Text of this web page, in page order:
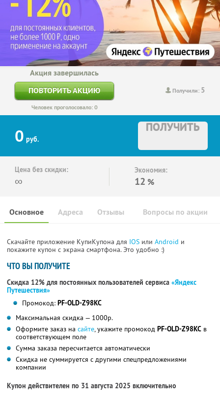
Получили: 5
Акция завершилась
ПОВТОРИТЬ АКЦИЮ
Человек проголосовало: 0
0 руб.
ПОЛУЧИТЬ
Цена без скидки:
∞
Экономия:
12 %
Основное Отзывы Вопросы по акции
Адреса
Скачайте приложение КупиКупона для IOS или Android и
покажите купон с экрана смартфона. Это удобно :)
ЧТО ВЫ ПОЛУЧИТЕ
Скидка 12% для постоянных пользователей сервиса «Яндекс
Путешествия»
Промокод: PF-OLD-Z98KC
Максимальная скидка — 1000р.
Оформите заказ на сайте, укажите промокод PF-OLD-Z98KC в
соответствующем поле
Сумма заказа пересчитается автоматически
Скидка не суммируется с другими спецпредложениями
компании
Купон действителен по 31 августа 2025 включительно